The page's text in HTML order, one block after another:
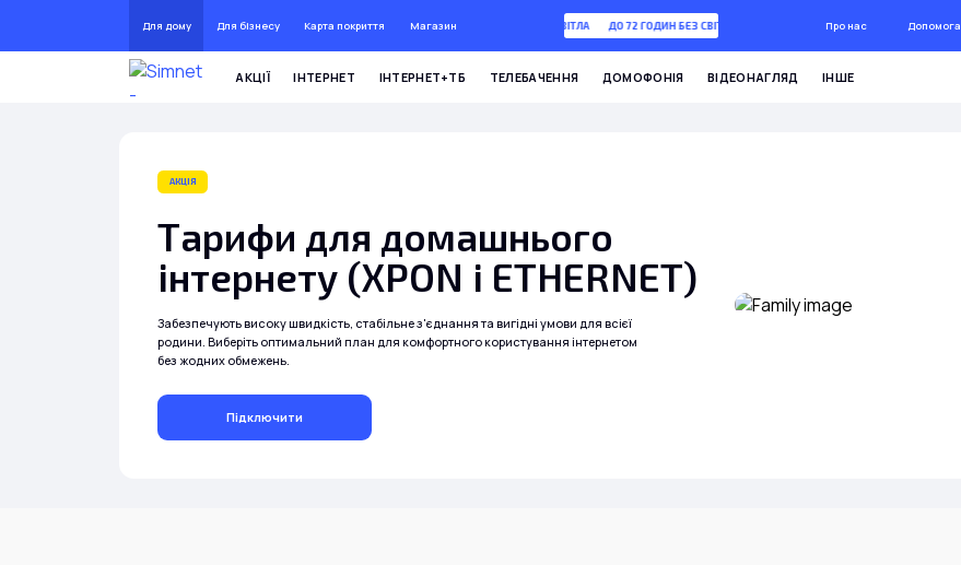
Для дому Для бізнесу Карта покриття МагазинДО 72 ГОДИН БЕЗ СВІТЛА ДО 72 ГОДИН БЕЗ СВІТЛА Про нас Допомога
АКЦІЇ ІНТЕРНЕТ ІНТЕРНЕТ+ТБ ТЕЛЕБАЧЕННЯ ДОМОФОНІЯ ВІДЕОНАГЛЯД ІНШЕ
АКЦІЯ
Тарифи для домашнього
інтернету (XPON і ETHERNET)
Забезпечують високу швидкість, стабільне з'єднання та вигідні умови для всієї
родини. Виберіть оптимальний план для комфортного користування інтернетом
без жодних обмежень.
Підключити